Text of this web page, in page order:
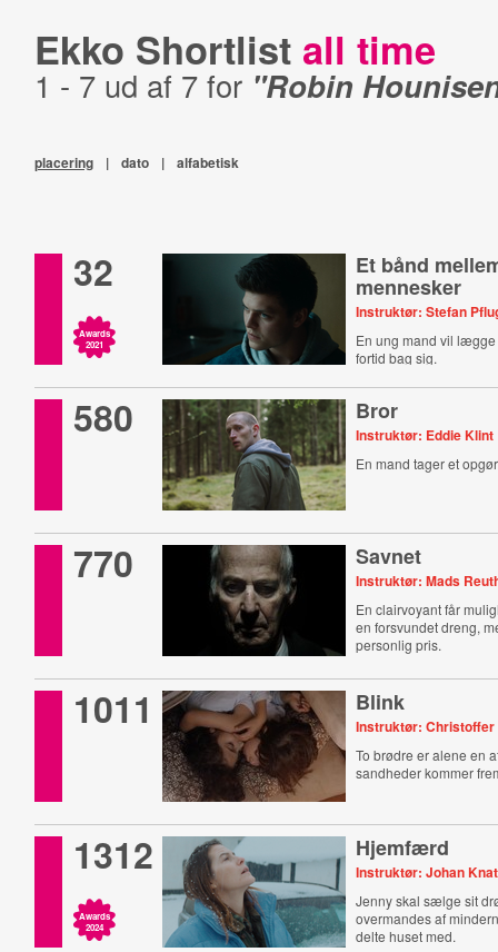
Ekko Shortlist all time
1 - 7 ud af 7 for "Robin
placering | dato | alfabetisk
32
Awards
2021
Et bånd
mennesker
Instruktør: Stefan
En ung mand vil
fortid bag sig.
580 Bror
Instruktør: Eddie Klint
En mand tager et
770 Savnet
Instruktør: Mads
En clairvoyant får
en forsvundet dreng,
personlig pris.
1011 Blink
Instruktør: Christoffer
To brødre er alene en
sandheder kommer
1312
Awards
2024
Hjemfærd
Instruktør: Johan
Jenny skal sælge sit
overmandes af
delte huset med.